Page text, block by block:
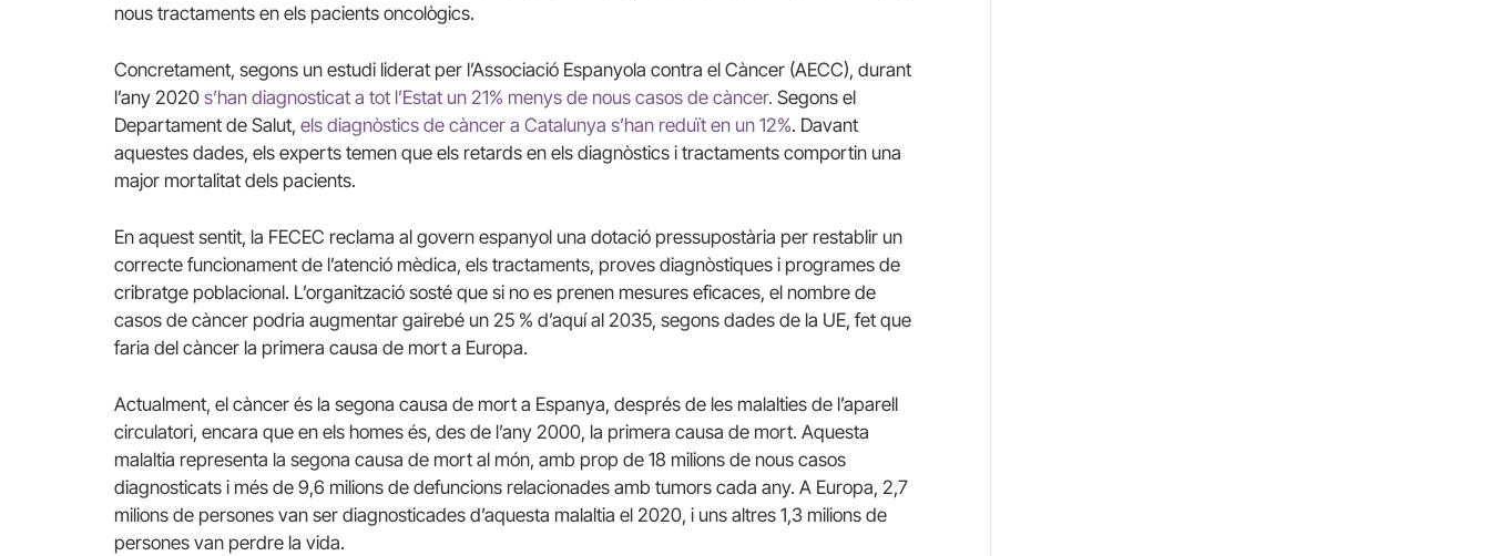
nous tractaments en els pacients oncològics.
Concretament, segons un estudi liderat per l’Associació Espanyola contra el Càncer (AECC), durant
l’any 2020 s’han diagnosticat a tot l’Estat un 21% menys de nous casos de càncer. Segons el
Departament de Salut, els diagnòstics de càncer a Catalunya s’han reduït en un 12%. Davant
aquestes dades, els experts temen que els retards en els diagnòstics i tractaments comportin una
major mortalitat dels pacients.
En aquest sentit, la FECEC reclama al govern espanyol una dotació pressupostària per restablir un
correcte funcionament de l’atenció mèdica, els tractaments, proves diagnòstiques i programes de
cribratge poblacional. L’organització sosté que si no es prenen mesures eficaces, el nombre de
casos de càncer podria augmentar gairebé un 25 % d’aquí al 2035, segons dades de la UE, fet que
faria del càncer la primera causa de mort a Europa.
Actualment, el càncer és la segona causa de mort a Espanya, després de les malalties de l’aparell
circulatori, encara que en els homes és, des de l’any 2000, la primera causa de mort. Aquesta
malaltia representa la segona causa de mort al món, amb prop de 18 milions de nous casos
diagnosticats i més de 9,6 milions de defuncions relacionades amb tumors cada any. A Europa, 2,7
milions de persones van ser diagnosticades d’aquesta malaltia el 2020, i uns altres 1,3 milions de
persones van perdre la vida.